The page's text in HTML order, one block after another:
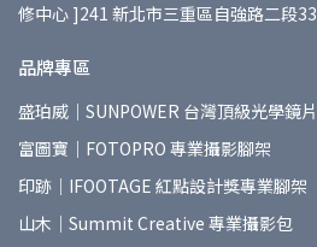
修中心 ]241 新北市三重區自強路二段
品牌專區
盛珀威｜SUNPOWER 台灣頂級光學鏡片
富圖寶｜FOTOPRO 專業攝影腳架
印跡｜IFOOTAGE 紅點設計獎專業腳架
山木｜Summit Creative 專業攝影包